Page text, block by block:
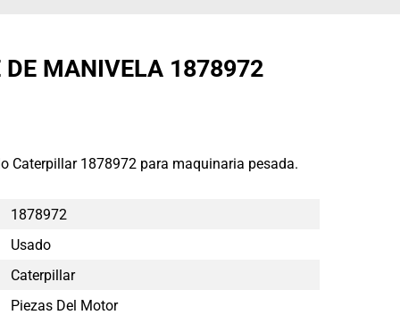
DE MANIVELA 1878972
Caterpillar 1878972 para maquinaria pesada.
1878972
Usado
Caterpillar
Piezas Del Motor